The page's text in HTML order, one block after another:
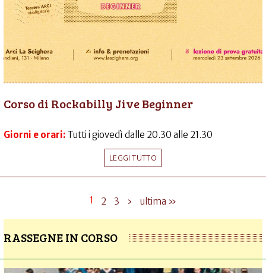
Corso di Rockabilly Jive Beginner
Giorni e orari: Tutti i giovedì dalle 20.30 alle 21.30
LEGGI TUTTO
1 2 3 › ultima »
RASSEGNE IN CORSO